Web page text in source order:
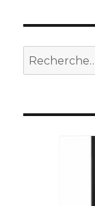
Recherche
pour